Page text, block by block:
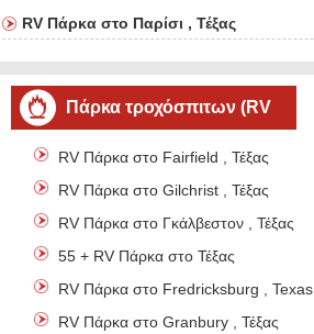
RV Πάρκα στο Παρίσι , Τέξας
Πάρκα τροχόσπιτων (RV
parks)
RV Πάρκα στο Fairfield , Τέξας
RV Πάρκα στο Gilchrist , Τέξας
RV Πάρκα στο Γκάλβεστον , Τέξας
55 + RV Πάρκα στο Τέξας
RV Πάρκα στο Fredricksburg , Texas
RV Πάρκα στο Granbury , Τέξας